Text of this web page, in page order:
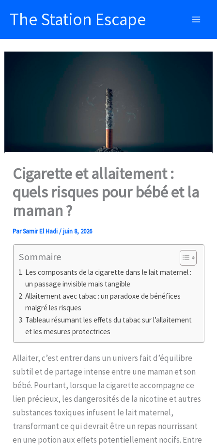
The Station Escape
Cigarette et allaitement :
quels risques pour bébé et la
maman ?
ParSamir El Hadi/juin 8, 2026
Sommaire
Les composants de la cigarette dans le lait maternel :
un passage invisible mais tangible
Allaitement avec tabac : un paradoxe de bénéfices
malgré les risques
Tableau résumant les effets du tabac sur l’allaitement
et les mesures protectrices
Allaiter, c’est entrer dans un univers fait d’équilibre
subtil et de partage intense entre une maman et son
bébé. Pourtant, lorsque la cigarette accompagne ce
lien précieux, les dangerosités de la nicotine et autres
substances toxiques infusent le lait maternel,
transformant ce qui devrait être un repas nourrissant
en une potion aux effets potentiellement nocifs. Entre